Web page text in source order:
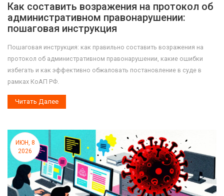
Как составить возражения на протокол об
административном правонарушении:
пошаговая инструкция
Пошаговая инструкция: как правильно составить возражения на
протокол об административном правонарушении, какие ошибки
избегать и как эффективно обжаловать постановление в суде в
рамках КоАП РФ.
Читать Далее
ИЮН, 8
2026